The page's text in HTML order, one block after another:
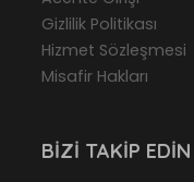
Gizlilik Politikası
Hizmet Sözleşmesi
Misafir Hakları
BIZI TAKIP EDIN